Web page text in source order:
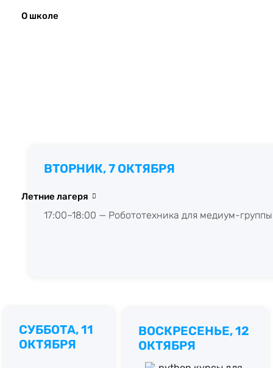
О школе
Летние лагеря
ВТОРНИК, 7 ОКТЯБРЯ
17:00–18:00 — Робототехника для медиум-группы
СУББОТА, 11
ОКТЯБРЯ
ВОСКРЕСЕНЬЕ, 12
ОКТЯБРЯ